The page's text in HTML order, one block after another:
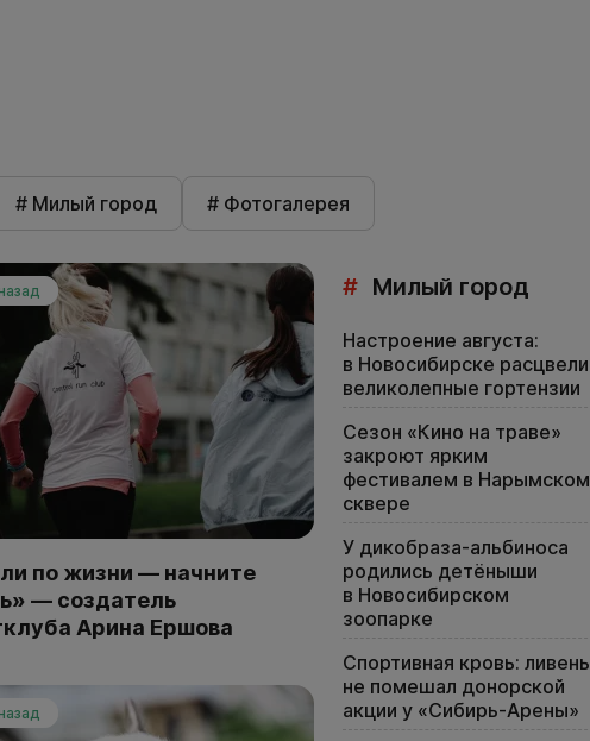
# Милый город # Фотогалерея
по жизни — начните
— создатель
Арина Ершова
# Милый город
Настроение августа:
в Новосибирске расцвели
великолепные гортензии
Сезон «Кино на траве»
закроют ярким
фестивалем в Нарымском
сквере
У дикобраза-альбиноса
родились детёныши
в Новосибирском
зоопарке
Спортивная кровь: ливень
не помешал донорской
акции у «Сибирь-Арены»